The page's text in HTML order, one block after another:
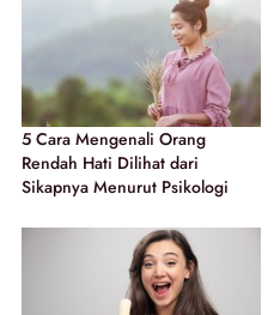
5 Cara Mengenali Orang
Rendah Hati Dilihat dari
Sikapnya Menurut Psikologi